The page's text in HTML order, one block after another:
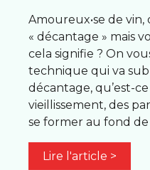
Amoureux•se de
« décantage » mais
cela signifie ? On
technique qui va
décantage, qu’est-
vieillissement, des
se former au fond
Lire l'article >